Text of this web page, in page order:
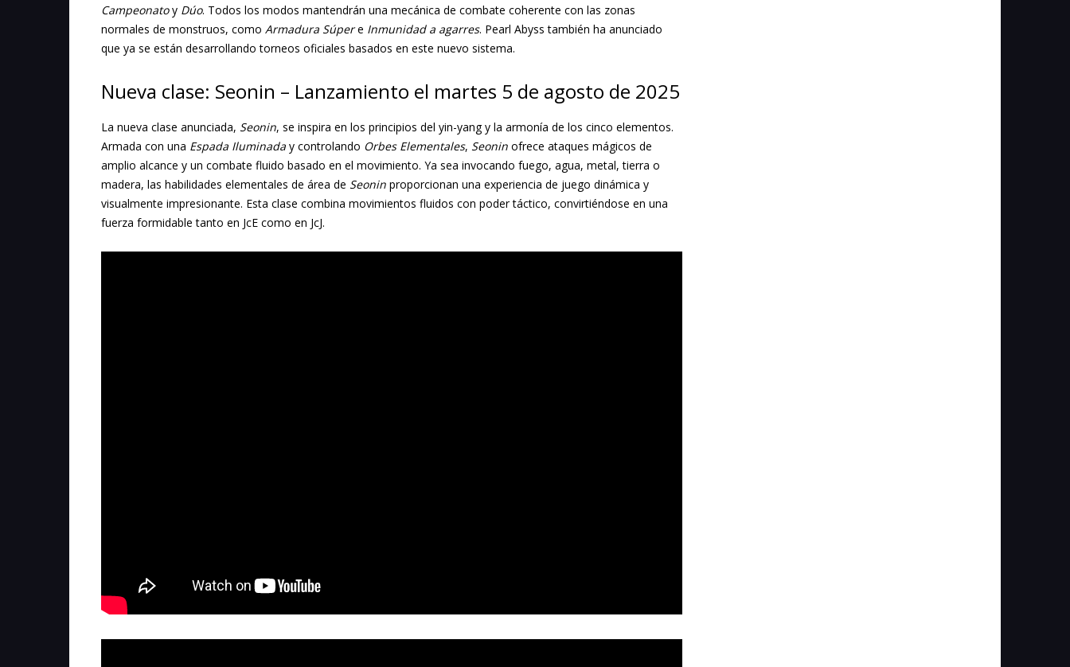
Campeonatoy Dúo. Todos los modos mantendrán una mecánica de combate coherente con las zonas
normales de monstruos, como Armadura Súpere Inmunidad a agarres. Pearl Abyss también ha anunciado
que ya se están desarrollando torneos oficiales basados en este nuevo sistema.
Nueva clase: Seonin – Lanzamiento el martes 5 de agosto de 2025
La nueva clase anunciada, Seonin, se inspira en los principios del yin-yang y la armonía de los cinco elementos.
Armada con una Espada Iluminada y controlando Orbes Elementales, Seonin ofrece ataques mágicos de
amplio alcance y un combate fluido basado en el movimiento. Ya sea invocando fuego, agua, metal, tierra o
madera, las habilidades elementales de área de Seonin proporcionan una experiencia de juego dinámica y
visualmente impresionante. Esta clase combina movimientos fluidos con poder táctico, convirtiéndose en una
fuerza formidable tanto en JcE como en JcJ.